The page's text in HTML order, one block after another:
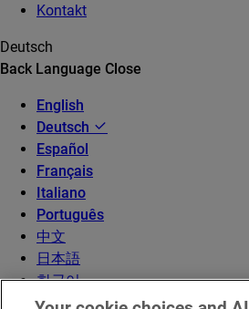
Kontakt
Deutsch
Back Language Close
English
Deutsch
Español
Français
Italiano
Português
中文
日本語
한국어